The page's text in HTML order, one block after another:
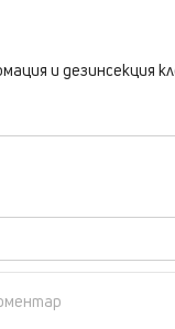
и дезинсекция